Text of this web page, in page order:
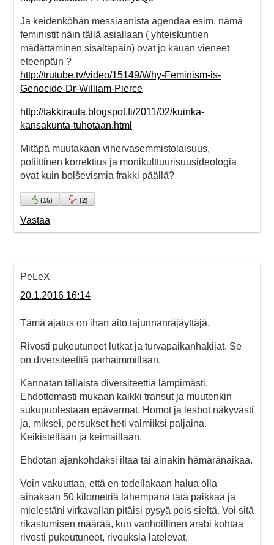
Ja keidenköhän messiaanista agendaa esim. nämä
feministit näin tällä asiallaan ( yhteiskuntien
mädättäminen sisältäpäin) ovat jo kauan vieneet
eteenpäin ?
http://trutube.tv/video/15149/Why-Feminism-is-
Genocide-Dr-William-Pierce
http://takkirauta.blogspot.fi/2011/02/kuinka-
kansakunta-tuhotaan.html
Mitäpä muutakaan vihervasemmistolaisuus,
poliittinen korrektius ja monikulttuurisuusideologia
ovat kuin bolševismia frakki päällä?
(15) (2)
Vastaa
PeLeX
20.1.2016 16:14
Tämä ajatus on ihan aito tajunnanräjäyttäjä.
Rivosti pukeutuneet lutkat ja turvapaikanhakijat. Se
on diversiteettiä parhaimmillaan.
Kannatan tällaista diversiteettiä lämpimästi.
Ehdottomasti mukaan kaikki transut ja muutenkin
sukupuolestaan epävarmat. Homot ja lesbot näkyvästi
ja, miksei, persukset heti valmiiksi paljaina.
Keikistellään ja keimaillaan.
Ehdotan ajankohdaksi iltaa tai ainakin hämäränaikaa.
Voin vakuuttaa, että en todellakaan halua olla
ainakaan 50 kilometriä lähempänä tätä paikkaa ja
mielestäni virkavallan pitäisi pysyä pois sieltä. Voi sitä
rikastumisen määrää, kun vanhoillinen arabi kohtaa
rivosti pukeutuneet, rivouksia latelevat,